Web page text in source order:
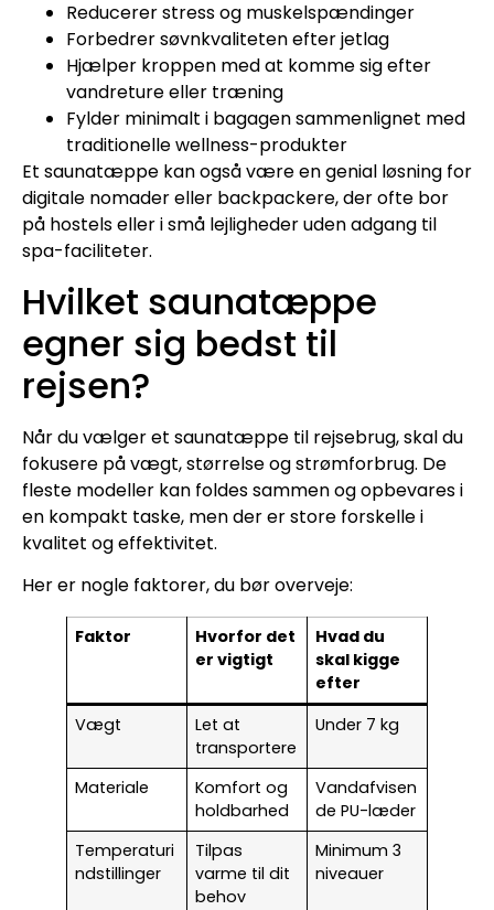
Reducerer stress og muskelspændinger
Forbedrer søvnkvaliteten efter jetlag
Hjælper kroppen med at komme sig efter
vandreture eller træning
Fylder minimalt i bagagen sammenlignet med
traditionelle wellness-produkter
Et saunatæppe kan også være en genial løsning for
digitale nomader eller backpackere, der ofte bor
på hostels eller i små lejligheder uden adgang til
spa-faciliteter.
Hvilket saunatæppe
egner sig bedst til
rejsen?
Når du vælger et saunatæppe til rejsebrug, skal du
fokusere på vægt, størrelse og strømforbrug. De
fleste modeller kan foldes sammen og opbevares i
en kompakt taske, men der er store forskelle i
kvalitet og effektivitet.
Her er nogle faktorer, du bør overveje:
Faktor
Hvorfor det
er vigtigt
Hvad du
skal kigge
efter
Vægt
Let at
transportere
Under 7 kg
Materiale
Komfort og
holdbarhed
Vandafvisen
de PU-læder
Temperaturi
ndstillinger
Tilpas
varme til dit
behov
Minimum 3
niveauer